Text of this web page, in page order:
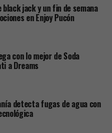
jack y un fin de semana
en Enjoy Pucón
con lo mejor de Soda
a Dreams
detecta fugas de agua con